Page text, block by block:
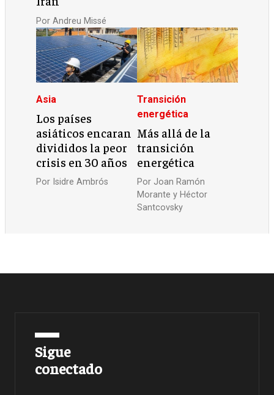
PorAndreu Missé
Asia
Los países
asiáticos encaran
divididos la peor
crisis en 30 años
Por Isidre Ambrós
Transición
energética
Más allá de la
transición
energética
Por Joan Ramón
Morante y Héctor
Santcovsky
Sigue
conectado